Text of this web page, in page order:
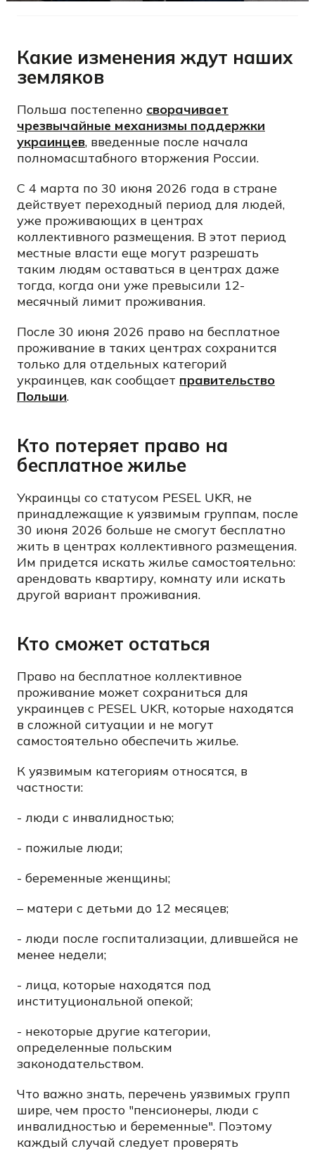
Какие изменения ждут наших
земляков
Польша постепенно сворачивает
чрезвычайные механизмы поддержки
украинцев, введенные после начала
полномасштабного вторжения России.
С 4 марта по 30 июня 2026 года в стране
действует переходный период для людей,
уже проживающих в центрах
коллективного размещения. В этот период
местные власти еще могут разрешать
таким людям оставаться в центрах даже
тогда, когда они уже превысили 12-
месячный лимит проживания.
После 30 июня 2026 право на бесплатное
проживание в таких центрах сохранится
только для отдельных категорий
украинцев, как сообщает правительство
Польши.
Кто потеряет право на
бесплатное жилье
Украинцы со статусом PESEL UKR, не
принадлежащие к уязвимым группам, после
30 июня 2026 больше не смогут бесплатно
жить в центрах коллективного размещения.
Им придется искать жилье самостоятельно:
арендовать квартиру, комнату или искать
другой вариант проживания.
Кто сможет остаться
Право на бесплатное коллективное
проживание может сохраниться для
украинцев с PESEL UKR, которые находятся
в сложной ситуации и не могут
самостоятельно обеспечить жилье.
К уязвимым категориям относятся, в
частности:
- люди с инвалидностью;
- пожилые люди;
- беременные женщины;
– матери с детьми до 12 месяцев;
- люди после госпитализации, длившейся не
менее недели;
- лица, которые находятся под
институциональной опекой;
- некоторые другие категории,
определенные польским
законодательством.
Что важно знать, перечень уязвимых групп
шире, чем просто "пенсионеры, люди с
инвалидностью и беременные". Поэтому
каждый случай следует проверять